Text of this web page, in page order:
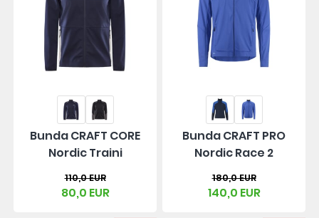
Bunda CRAFT CORE
Nordic Traini
110,0 EUR
80,0 EUR
Bunda CRAFT PRO
Nordic Race 2
180,0 EUR
140,0 EUR